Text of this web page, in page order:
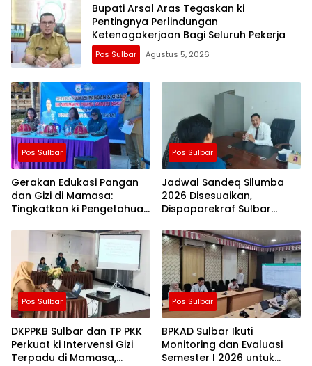
Bupati Arsal Aras Tegaskan ki
Pentingnya Perlindungan
Ketenagakerjaan Bagi Seluruh Pekerja
Pos Sulbar Agustus 5, 2026
Pos Sulbar
Gerakan Edukasi Pangan
dan Gizi di Mamasa:
Tingkatkan ki Pengetahuan
Keluarga dalam
Pemenuhan Gizi
Pos Sulbar
Jadwal Sandeq Silumba
2026 Disesuaikan,
Dispoparekraf Sulbar
Tetap Dimatangkan
Pos Sulbar
DKPPKB Sulbar dan TP PKK
Perkuat ki Intervensi Gizi
Terpadu di Mamasa,
Pos Sulbar
BPKAD Sulbar Ikuti
Monitoring dan Evaluasi
Semester I 2026 untuk